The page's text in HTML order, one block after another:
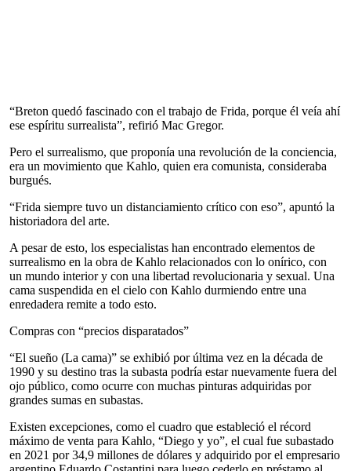
“Breton quedó fascinado con el trabajo de Frida, porque él veía ahí
ese espíritu surrealista”, refirió Mac Gregor.
Pero el surrealismo, que proponía una revolución de la conciencia,
era un movimiento que Kahlo, quien era comunista, consideraba
burgués.
“Frida siempre tuvo un distanciamiento crítico con eso”, apuntó la
historiadora del arte.
A pesar de esto, los especialistas han encontrado elementos de
surrealismo en la obra de Kahlo relacionados con lo onírico, con
un mundo interior y con una libertad revolucionaria y sexual. Una
cama suspendida en el cielo con Kahlo durmiendo entre una
enredadera remite a todo esto.
Compras con “precios disparatados”
“El sueño (La cama)” se exhibió por última vez en la década de
1990 y su destino tras la subasta podría estar nuevamente fuera del
ojo público, como ocurre con muchas pinturas adquiridas por
grandes sumas en subastas.
Existen excepciones, como el cuadro que estableció el récord
máximo de venta para Kahlo, “Diego y yo”, el cual fue subastado
en 2021 por 34,9 millones de dólares y adquirido por el empresario